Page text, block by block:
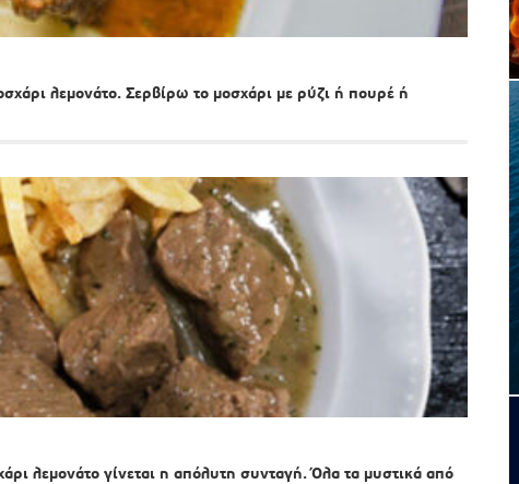
λεμονάτο. Σερβίρω το μοσχάρι με ρύζι ή πουρέ ή
λεμονάτο γίνεται η απόλυτη συνταγή. Όλα τα μυστικά από